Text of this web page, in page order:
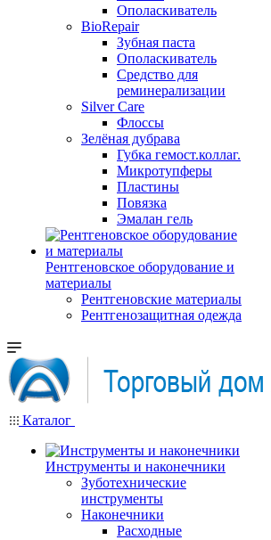
Ополаскиватель
BioRepair
Зубная паста
Ополаскиватель
Средство для
реминерализации
Silver Care
Флоссы
Зелёная дубрава
Губка гемост.коллаг.
Микротупферы
Пластины
Повязка
Эмалан гель
Рентгеновское оборудование и
материалы
Рентгеновские материалы
Рентгенозащитная одежда
Каталог
Инструменты и наконечники
Зуботехнические
инструменты
Наконечники
Расходные